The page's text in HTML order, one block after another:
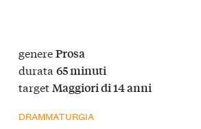
genereProsa
durata 65 minuti
targetMaggiori di 14 anni
DRAMMATURGIA